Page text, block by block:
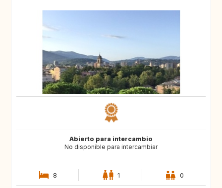
Abierto para intercambio
No disponible para intercambiar
8 1 0